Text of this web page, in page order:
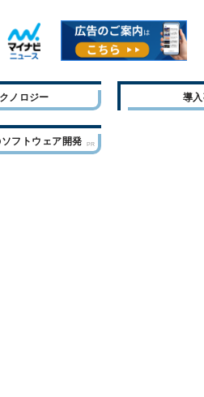
ノロジー 導入
フトウェア開発